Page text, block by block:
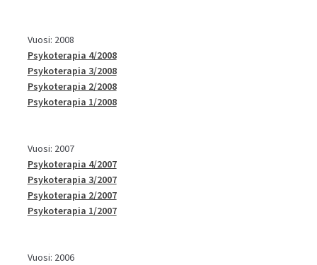
Vuosi: 2008
Psykoterapia 4/2008
Psykoterapia 3/2008
Psykoterapia 2/2008
Psykoterapia 1/2008
Vuosi: 2007
Psykoterapia 4/2007
Psykoterapia 3/2007
Psykoterapia 2/2007
Psykoterapia 1/2007
Vuosi: 2006